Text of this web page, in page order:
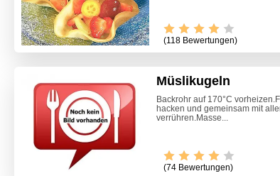
(118 Bewertungen)
Müslikugeln
Backrohr auf 170°C
hacken und gemeinsam mit
verrühren.Masse...
(74 Bewertungen)